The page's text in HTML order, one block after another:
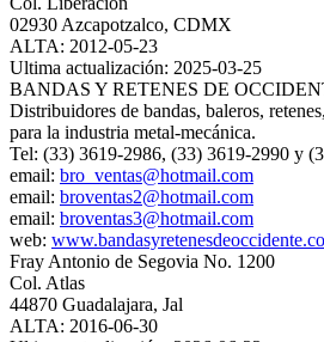
02930 Azcapotzalco, CDMX
ALTA: 2012-05-23
Ultima actualización: 2025-03-25
BANDAS Y RETENES DE
Distribuidores de bandas, baleros,
para la industria metal-mecánica.
Tel: (33) 3619-2986, (33) 3619-2990 y
email: bro_ventas@hotmail.com
email: broventas2@hotmail.com
email: broventas3@hotmail.com
web:
Fray Antonio de Segovia No. 1200
Col. Atlas
44870 Guadalajara, Jal
ALTA: 2016-06-30